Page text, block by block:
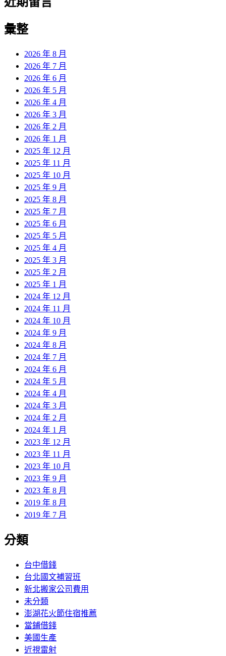
彙整
2026 年 8 月
2026 年 7 月
2026 年 6 月
2026 年 5 月
2026 年 4 月
2026 年 3 月
2026 年 2 月
2026 年 1 月
2025 年 12 月
2025 年 11 月
2025 年 10 月
2025 年 9 月
2025 年 8 月
2025 年 7 月
2025 年 6 月
2025 年 5 月
2025 年 4 月
2025 年 3 月
2025 年 2 月
2025 年 1 月
2024 年 12 月
2024 年 11 月
2024 年 10 月
2024 年 9 月
2024 年 8 月
2024 年 7 月
2024 年 6 月
2024 年 5 月
2024 年 4 月
2024 年 3 月
2024 年 2 月
2024 年 1 月
2023 年 12 月
2023 年 11 月
2023 年 10 月
2023 年 9 月
2023 年 8 月
2019 年 8 月
2019 年 7 月
分類
台中借錢
台北國文補習班
新北搬家公司費用
未分類
澎湖花火節住宿推薦
當鋪借錢
美國生產
近視雷射